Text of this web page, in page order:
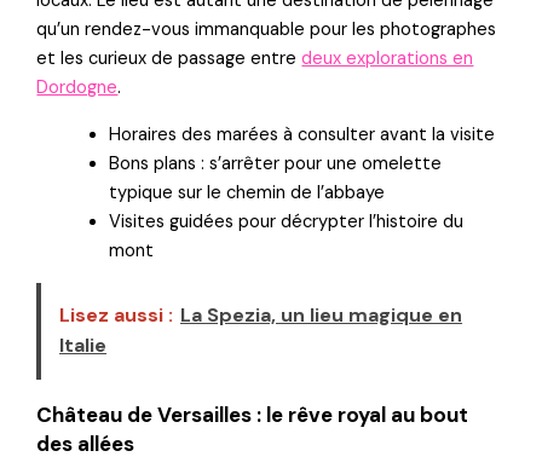
qu’un rendez-vous immanquable pour les photographes
et les curieux de passage entredeux explorations en
Dordogne.
Horaires des marées à consulter avant la visite
Bons plans : s’arrêter pour une omelette
typique sur le chemin de l’abbaye
Visites guidées pour décrypter l’histoire du
mont
Lisez aussi : La Spezia, un lieu magique en
Italie
Château de Versailles : le rêve royal au bout
des allées